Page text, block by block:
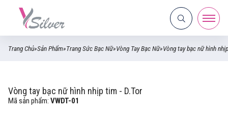
Trang Chủ»Sản Phẩm»Trang Sức Bạc Nữ»Vòng Tay Bạc Nữ»Vòng tay bạc nữ hình
Vòng tay bạc nữ hình nhịp tim - D.Tor
Mã sản phẩm: VWDT-01